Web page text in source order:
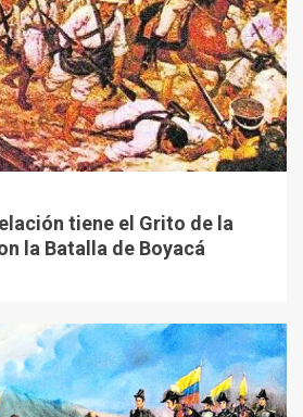
tiene el Grito de la
la Batalla de Boyacá